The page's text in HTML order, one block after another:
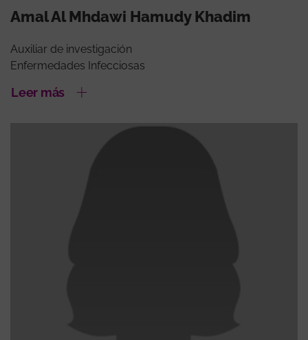
Amal Al Mhdawi Hamudy Khadim
Auxiliar de investigación
Enfermedades Infecciosas
Leer más